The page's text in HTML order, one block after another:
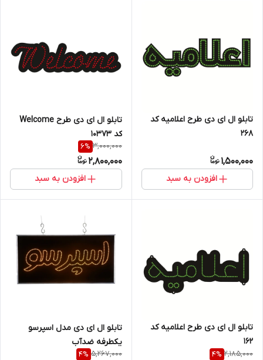
تابلو ال ای دی طرح اعلامیه کد
۲۶۸
1,500,000
افزودن به سبد
تابلو ال ای دی طرح Welcome
کد 10373
3,000,000
6%
2,800,000
افزودن به سبد
تابلو ال ای دی طرح اعلامیه کد
۱۶۲
2,185,000
4%
تابلو ال ای دی مدل اسپرسو
یکطرفه ضدآب
5,267,000
4%